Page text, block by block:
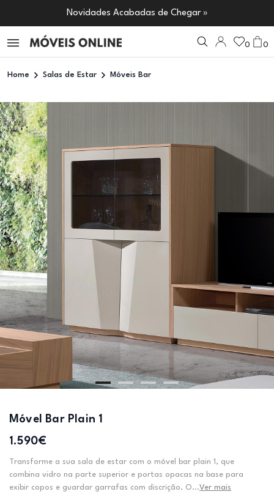
Novidades Acabadas de Chegar »
0 0
Home Salas de Estar Móveis Bar
Móvel Bar Plain 1
1.590€
Transforme a sua sala de estar com o móvel bar plain 1, que
combina vidro na parte superior e portas opacas na base para
exibir copos e guardar garrafas com discrição. O...Ver mais